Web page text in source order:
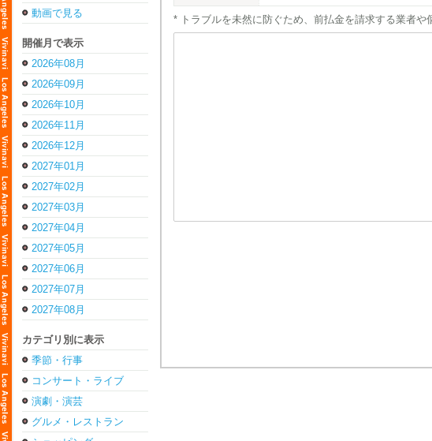
動画で見る
開催月で表示
2026年08月
2026年09月
2026年10月
2026年11月
2026年12月
2027年01月
2027年02月
2027年03月
2027年04月
2027年05月
2027年06月
2027年07月
2027年08月
カテゴリ別に表示
季節・行事
コンサート・ライブ
演劇・演芸
グルメ・レストラン
* トラブルを未然に防ぐため、前払金を請求する業者や